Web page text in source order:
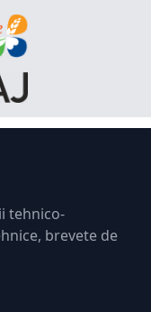
tehnico-
brevete de